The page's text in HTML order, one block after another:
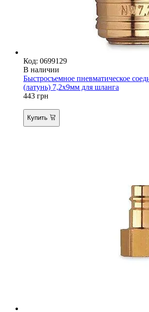
Код: 0699129
В наличии
Быстросъемное пневматическое
(латунь) 7,2х9мм для шланга
443 грн
Купить